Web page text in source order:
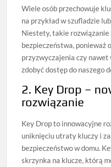
Wiele osób przechowuje
na przykład w szufladzie
Niestety, takie rozwiązanie
bezpieczeństwa, ponieważ
przyzwyczajenia czy nawet
zdobyć dostęp do naszego
2. Key Drop –
rozwiązanie
Key Drop to innowacyjne
uniknięciu utraty kluczy i
bezpieczeństwo w domu.
skrzynka na klucze, którą